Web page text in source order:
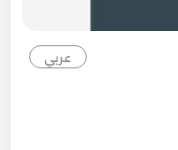
عربي
41.041 - ReactJS بالعربية - Http Ajax Requests -